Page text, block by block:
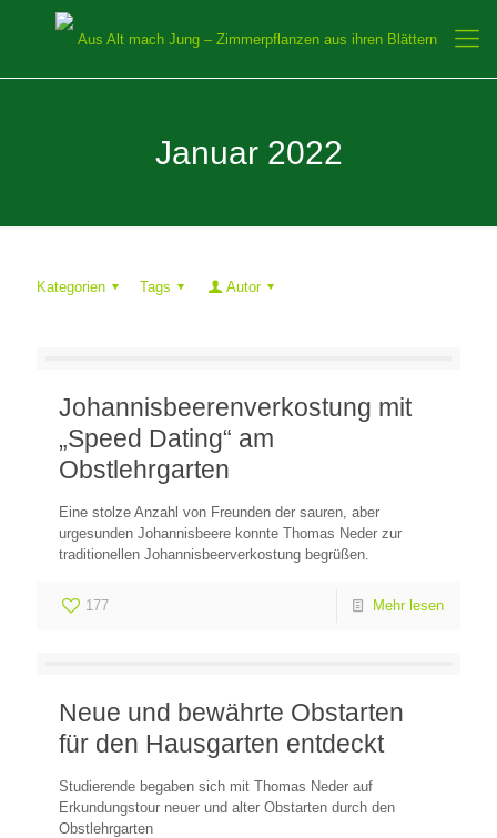
Januar 2022
Kategorien Tags Autor
Johannisbeerenverkostung mit
„Speed Dating“ am
Obstlehrgarten
Eine stolze Anzahl von Freunden der sauren, aber
urgesunden Johannisbeere konnte Thomas Neder zur
traditionellen Johannisbeerverkostung begrüßen.
177 Mehr lesen
Neue und bewährte Obstarten
für den Hausgarten entdeckt
Studierende begaben sich mit Thomas Neder auf
Erkundungstour neuer und alter Obstarten durch den
Obstlehrgarten